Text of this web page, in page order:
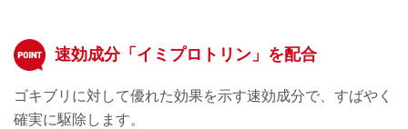
速効成分「イミプロトリン」を配合
ゴキブリに対して優れた効果を示す速効成分で、すばやく
確実に駆除します。